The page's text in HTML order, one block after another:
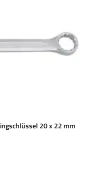
20 x 22 mm